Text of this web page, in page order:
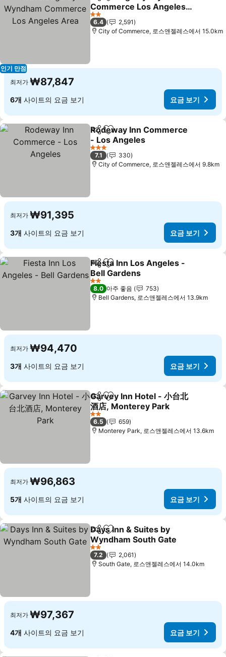
인기 만점
Commerce Los Angeles
Area
요금 보기
2 성급
6.4
2,591
City of Commerce, 로스앤젤레스에서 15.0km
최저가 ₩87,847
6개 사이트의 요금 보기 요금 보기
공유 즐겨찾기에 추가
Rodeway Inn Commerce
- Los Angeles
요금 보기
3 성급
7.1
330
City of Commerce, 로스앤젤레스에서 9.8km
최저가 ₩91,395
3개 사이트의 요금 보기 요금 보기
공유 즐겨찾기에 추가
Fiesta Inn Los Angeles -
Bell Gardens
요금 보기
2 성급
8.0 아주 좋음
753
Bell Gardens, 로스앤젤레스에서 13.9km
최저가 ₩94,470
3개 사이트의 요금 보기 요금 보기
공유 즐겨찾기에 추가
Garvey Inn Hotel - 小台北
酒店, Monterey Park
요금 보기
2 성급
6.5
659
Monterey Park, 로스앤젤레스에서 13.6km
최저가 ₩96,863
5개 사이트의 요금 보기 요금 보기
공유 즐겨찾기에 추가
Days Inn & Suites by
Wyndham South Gate
요금 보기
2 성급
7.2
2,061
South Gate, 로스앤젤레스에서 14.0km
최저가 ₩97,367
4개 사이트의 요금 보기 요금 보기